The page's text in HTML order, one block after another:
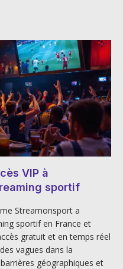
VIP à
sportif
Streamonsport a
sportif en France et
gratuit et en temps réel
vagues dans la
géographiques et